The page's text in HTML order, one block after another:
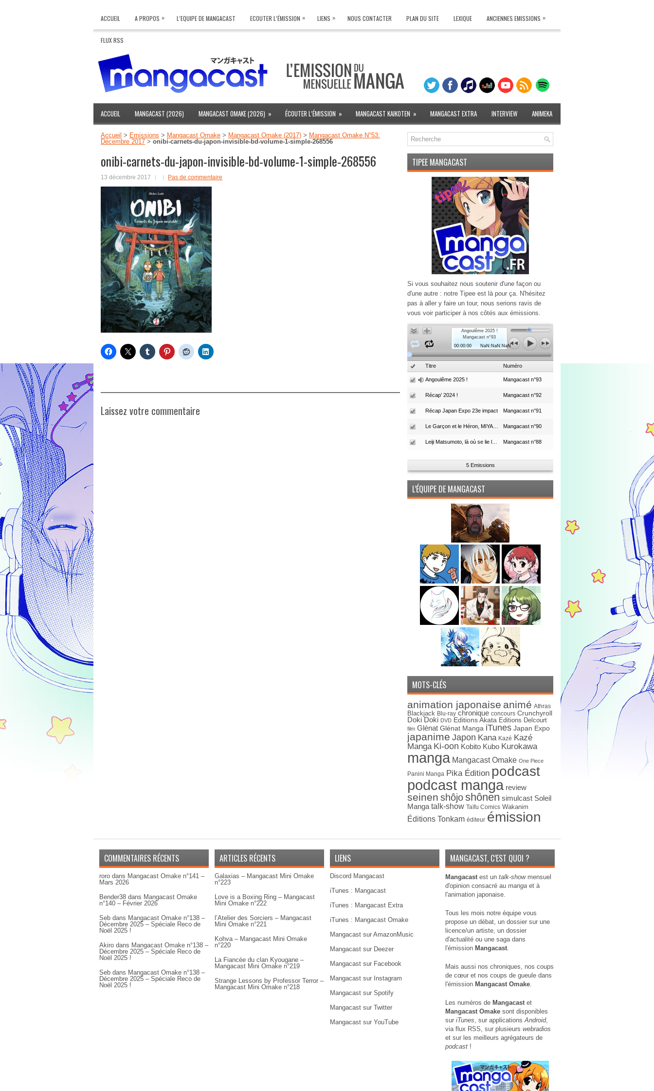
ACCUEIL A PROPOS » L’EQUIPE DE MANGACAST ECOUTER L’ÉMISSION » LIENS » NOUS CONTACTER PLAN DU SITE LEXIQUE ANCIENNES EMISSIONS »
FLUX RSS
ACCUEIL MANGACAST (2026) MANGACAST OMAKE (2026) » ÉCOUTER L’ÉMISSION » MANGACAST KAIKOTEN » MANGACAST EXTRA INTERVIEW ANIMEKA
Accueil > Emissions > Mangacast Omake > Mangacast Omake (2017) > Mangacast Omake N°53:
Décembre 2017 > onibi-carnets-du-japon-invisible-bd-volume-1-simple-268556
onibi-carnets-du-japon-invisible-bd-volume-1-simple-268556
13 décembre 2017 Pas de commentaire
Laissez votre commentaire
TIPEE MANGACAST
Si vous souhaitez nous soutenir d'une façon ou
d'une autre : notre Tipee est là pour ça. N'hésitez
pas à aller y faire un tour, nous serions ravis de
vous voir participer à nos côtés aux émissions.
Angoulême 2025 !
Mangacast n°93
00:00:00
NaN:NaN:NaN
Titre Numéro
Angoulême 2025 ! Mangacast n°93
Récap’ 2024 ! Mangacast n°92
Récap Japan Expo 23e impact Mangacast n°91
Mangacast n°90
Mangacast n°88
5 Emissions
L’ÉQUIPE DE MANGACAST
MOTS-CLÉS
animation japonaise animé Athras
Blackjack Blu-ray chronique concours Crunchyroll
Doki Doki DVD Editions Akata Editions Delcourt
film Glénat Glénat Manga iTunes Japan Expo
japanime Japon Kana Kazé Kazé
Manga Ki-oon Kobito Kubo Kurokawa
manga Mangacast Omake One Piece
Panini Manga Pika Édition podcast
podcast manga review
seinen shôjoshônen simulcast Soleil
Manga talk-show Taïfu Comics Wakanim
Éditions Tonkam éditeur émission
COMMENTAIRES RÉCENTS
roro dans Mangacast Omake n°141 –
Mars 2026
Bender38 dans Mangacast Omake
n°140 – Février 2026
Seb dans Mangacast Omake n°138 –
Décembre 2025 – Spéciale Reco de
Noël 2025 !
Akiro dans Mangacast Omake n°138 –
Décembre 2025 – Spéciale Reco de
Noël 2025 !
Seb dans Mangacast Omake n°138 –
Décembre 2025 – Spéciale Reco de
Noël 2025 !
ARTICLES RÉCENTS
Galaxias – Mangacast Mini Omake
n°223
Love is a Boxing Ring – Mangacast
Mini Omake n°222
l’Atelier des Sorciers – Mangacast
Mini Omake n°221
Kohva – Mangacast Mini Omake
n°220
La Fiancée du clan Kyougane –
Mangacast Mini Omake n°219
Strange Lessons by Professor Terror –
Mangacast Mini Omake n°218
LIENS
Discord Mangacast
iTunes : Mangacast
iTunes : Mangacast Extra
iTunes : Mangacast Omake
Mangacast sur AmazonMusic
Mangacast sur Deezer
Mangacast sur Facebook
Mangacast sur Instagram
Mangacast sur Spotify
Mangacast sur Twitter
Mangacast sur YouTube
MANGACAST, C’EST QUOI ?
Mangacastest un talk-showmensuel
d'opinion consacré au manga et à
l'animation japonaise.
Tous les mois notre équipe vous
propose un débat, un dossier sur une
licence/un artiste, un dossier
d'actualité ou une saga dans
l'émission Mangacast.
Mais aussi nos chroniques, nos coups
de cœur et nos coups de gueule dans
l'émission Mangacast Omake.
Les numéros de Mangacastet
Mangacast Omake sont disponibles
sur iTunes, sur applicationsAndroid,
via flux RSS, sur plusieurs webradios
et sur les meilleurs agrégateurs de
podcast !